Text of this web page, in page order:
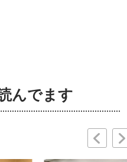
んでます